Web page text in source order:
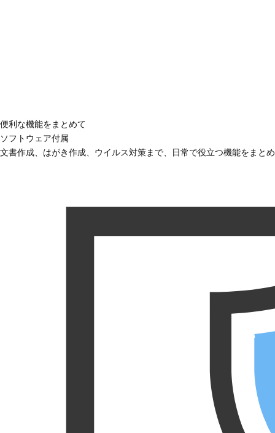
便利な機能をまとめて
ソフトウェア付属
文書作成、はがき作成、ウイルス対策まで、日常で役立つ機能をまと